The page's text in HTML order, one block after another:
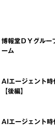
博報堂ＤＹグルー
ーム
AIエージェント時
【後編】
AIエージェント時